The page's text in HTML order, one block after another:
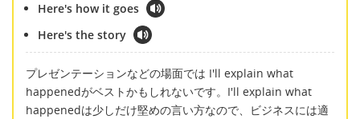
Here's how it goes
Here's the story
プレゼンテーションなどの場面では I'll explain what
happenedがベストかもしれないです。I'll explain what
happenedは少しだけ堅めの言い方なので、ビジネスには適